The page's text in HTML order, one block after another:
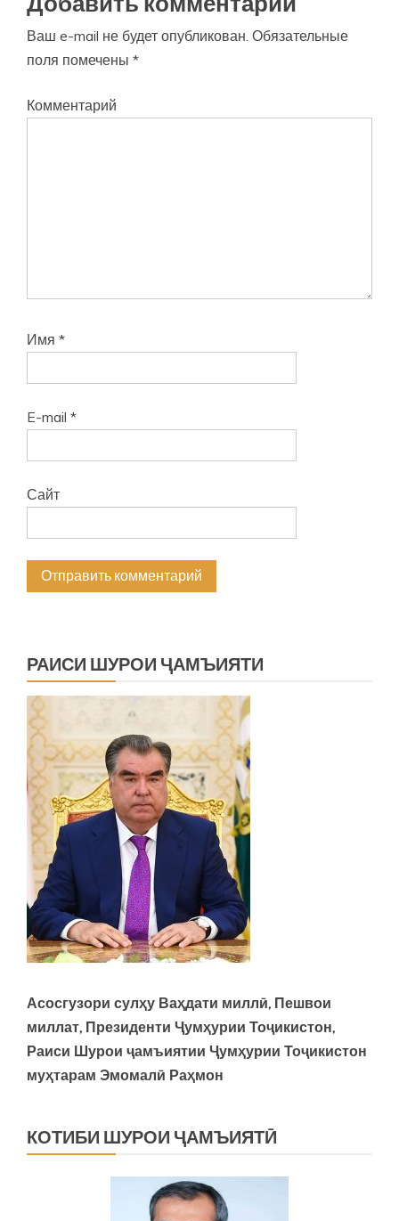
Ваш e-mail не будет опубликован. Обязательные
поля помечены *
Комментарий
Имя *
E-mail *
Сайт
РАИСИ ШУРОИ ҶАМЪИЯТИ
Асосгузори сулҳу Ваҳдати миллӣ, Пешвои
миллат, Президенти Ҷумҳурии Тоҷикистон,
Раиси Шурои ҷамъиятии Ҷумҳурии Тоҷикистон
муҳтарам Эмомалӣ Раҳмон
КОТИБИ ШУРОИ ҶАМЪИЯТӢ